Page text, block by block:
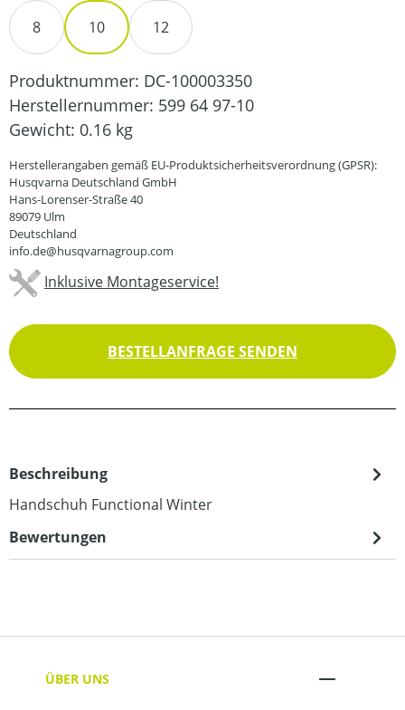
8 10 12
Produktnummer: DC-100003350
Herstellernummer: 599 64 97-10
Gewicht: 0.16 kg
Herstellerangaben gemäß EU-Produktsicherheitsverordnung (GPSR):
Husqvarna Deutschland GmbH
Hans-Lorenser-Straße 40
89079 Ulm
Deutschland
info.de@husqvarnagroup.com
Inklusive Montageservice!
BESTELLANFRAGE SENDEN
Beschreibung
Handschuh Functional Winter
Bewertungen
ÜBER UNS